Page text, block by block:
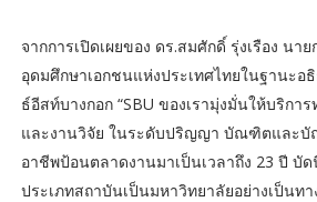
จากการเปิดเผยของ ดร.สมศักดิ์ รุ่งเรือง นา
อุดมศึกษาเอกชนแห่งประเทศไทยในฐานะอ
ธ์อีสท์บางกอก “SBU ของเรามุ่งมั่นให้บริกา
และงานวิจัย ในระดับปริญญา บัณฑิตและบั
อาชีพป้อนตลาดงานมาเป็นเวลาถึง 23 ปี บัด
ประเภทสถาบันเป็นมหาวิทยาลัยอย่างเป็นทา